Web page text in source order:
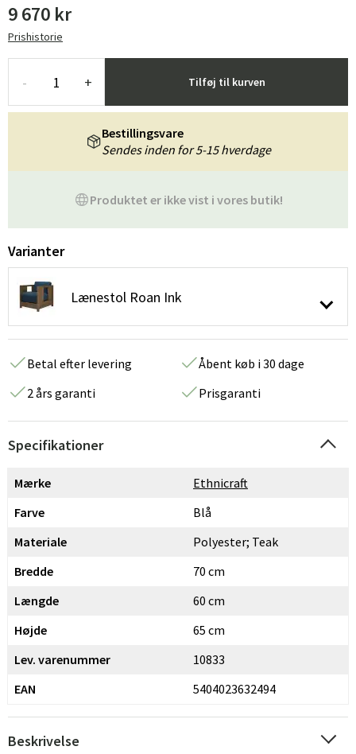
9 670 kr
Prishistorie
- + Tilføj til kurven
Produktet er ikke vist i vores butik!
Bestillingsvare
Sendes inden for 5-15 hverdage
Varianter
Lænestol Roan Ink
Betal efter levering
Åbent køb i 30 dage
2 års garanti
Prisgaranti
Specifikationer
Mærke
Ethnicraft
Farve
Blå
Materiale
Polyester; Teak
Bredde
70 cm
Længde
60 cm
Højde
65 cm
Lev. varenummer
10833
EAN
5404023632494
Beskrivelse